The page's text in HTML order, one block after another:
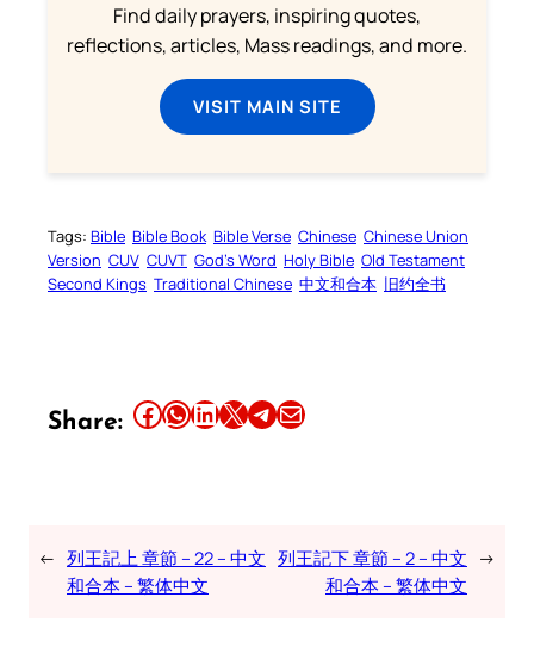
Find daily prayers, inspiring quotes,
reflections, articles, Mass readings, and more.
VISIT MAIN SITE
Tags: Bible Bible Book Bible Verse Chinese Chinese Union
Version CUV CUVT God’s Word Holy Bible Old Testament
Second Kings Traditional Chinese 中文和合本 旧约全书
Share: Share this article on Facebook Share this article on WhatsApp Share this article on LinkedIn Share this article on X Share this article on TelegramEmail this Article
← 列王記上 章節 – 22 – 中文
和合本 – 繁体中文
列王記下 章節 – 2 – 中文
和合本 – 繁体中文
→